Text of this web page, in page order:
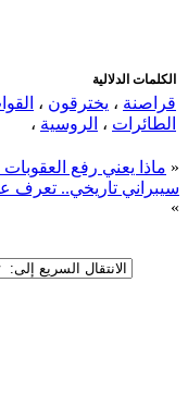
الكلمات الدلالية
قراصنة ، يخترقون ،
الطائرات ، الروسية ،
« ماذا يعني رفع
سيبراني تاريخي.. تعرف
»